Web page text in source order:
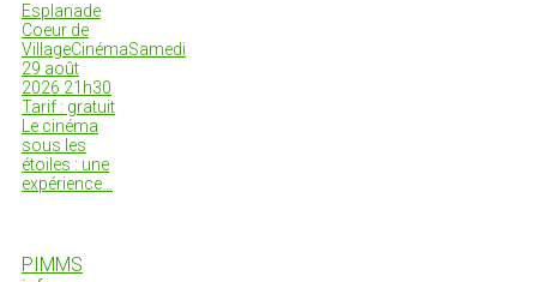
Esplanade
Coeur de
VillageCinémaSamedi
29 août
2026 21h30
Tarif : gratuit
Le cinéma
sous les
étoiles : une
expérience…
PIMMS